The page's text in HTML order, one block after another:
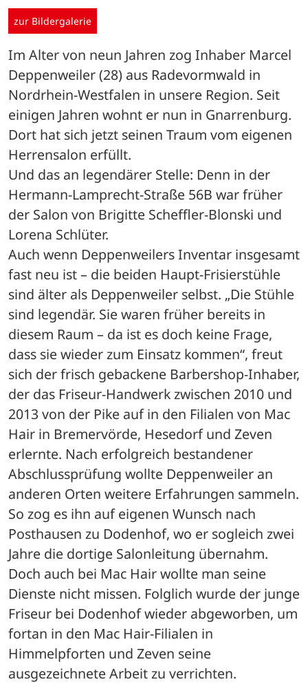
zur Bildergalerie
Im Alter von neun Jahren zog Inhaber Marcel
Deppenweiler (28) aus Radevormwald in
Nordrhein-Westfalen in unsere Region. Seit
einigen Jahren wohnt er nun in Gnarrenburg.
Dort hat sich jetzt seinen Traum vom eigenen
Herrensalon erfüllt.
Und das an legendärer Stelle: Denn in der
Hermann-Lamprecht-Straße 56B war früher
der Salon von Brigitte Scheffler-Blonski und
Lorena Schlüter.
Auch wenn Deppenweilers Inventar insgesamt
fast neu ist – die beiden Haupt-Frisierstühle
sind älter als Deppenweiler selbst. „Die Stühle
sind legendär. Sie waren früher bereits in
diesem Raum – da ist es doch keine Frage,
dass sie wieder zum Einsatz kommen“, freut
sich der frisch gebackene Barbershop-Inhaber,
der das Friseur-Handwerk zwischen 2010 und
2013 von der Pike auf in den Filialen von Mac
Hair in Bremervörde, Hesedorf und Zeven
erlernte. Nach erfolgreich bestandener
Abschlussprüfung wollte Deppenweiler an
anderen Orten weitere Erfahrungen sammeln.
So zog es ihn auf eigenen Wunsch nach
Posthausen zu Dodenhof, wo er sogleich zwei
Jahre die dortige Salonleitung übernahm.
Doch auch bei Mac Hair wollte man seine
Dienste nicht missen. Folglich wurde der junge
Friseur bei Dodenhof wieder abgeworben, um
fortan in den Mac Hair-Filialen in
Himmelpforten und Zeven seine
ausgezeichnete Arbeit zu verrichten.